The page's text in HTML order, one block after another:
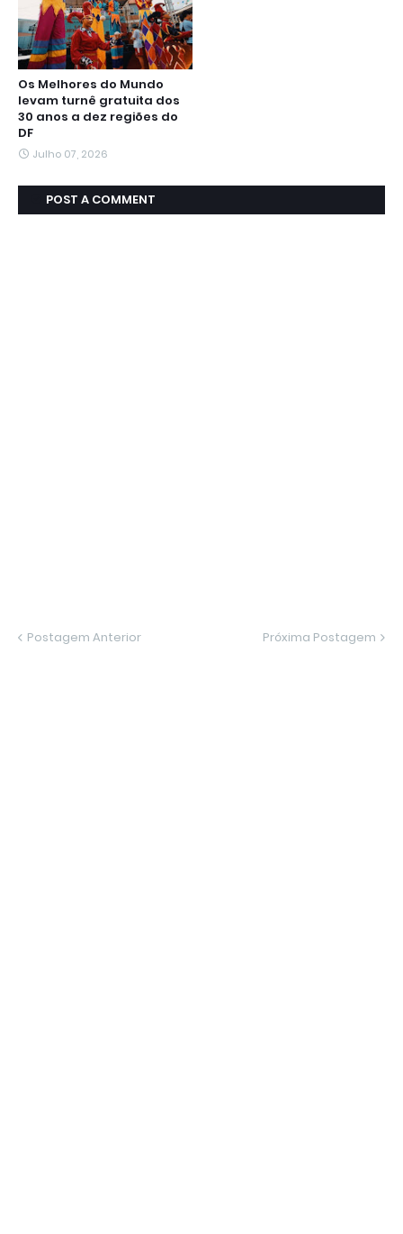
Os Melhores do Mundo
levam turnê gratuita dos
30 anos a dez regiões do
DF
Julho 07, 2026
POST A COMMENT
Postagem Anterior Próxima Postagem